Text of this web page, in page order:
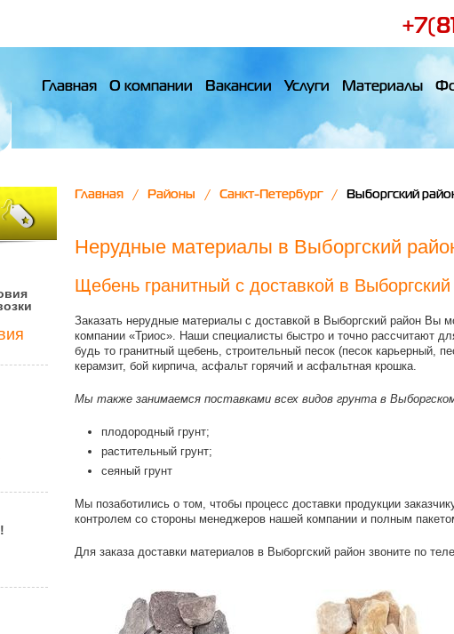
Главная О компании Вакансии Услуги Материалы
Главная Районы Санкт-Петербург Выборгский
Нерудные материалы в Выборгский
Щебень гранитный с доставкой в
Заказать нерудные материалы с доставкой в Выборгский район Вы
компании «Триос». Наши специалисты быстро и точно рассчитают
будь то гранитный щебень, строительный песок (песок карьерный,
керамзит, бой кирпича, асфальт горячий и асфальтная крошка.
Мы также занимаемся поставками всех видов грунта в
плодородный грунт;
растительный грунт;
сеяный грунт
Мы позаботились о том, чтобы процесс доставки продукции
контролем со стороны менеджеров нашей компании и полным
Для заказа доставки материалов в Выборгский район звоните по